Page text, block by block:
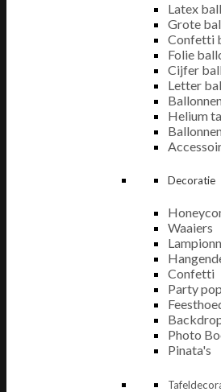
Latex
Grote
Confetti
Folie
Cijfer
Letter
Helium
Decoratie
Waaiers
Confetti
Party
Photo
Pinata's